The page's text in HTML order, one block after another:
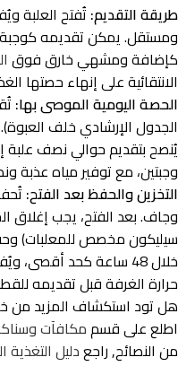
طريقة التقديم: تُفتح العلبة
ومستقل. يمكن تقديمه كوجبة
كإضافة ومشهي خارق فوق
الانتقائية على إنهاء حصتها
الحصة اليومية الموصى بها:
يُنصح بتقديم حوالي نصف
وجبتين، مع توفير مياه عذبة
التخزين والحفظ بعد الفتح:
وجاف. بعد الفتح، يجب إغلاق
سيليكون مخصص للمعلبات)
خلال 48 ساعة كحد
حرارة الغرفة قبل تقديمه
هل تود استكشاف المزيد من
اطلع على قسممكافآت
من النصائح, راجعدليل التغذية